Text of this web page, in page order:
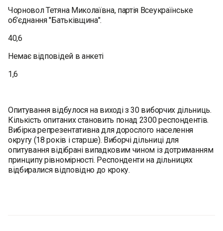
Чорновол Тетяна Миколаївна, партія Всеукраїнське
об’єднання "Батьківщина".
40,6
Немає відповідей в анкеті
1,6
Опитування відбулося на виході з 30 виборчих дільниць.
Кількість опитаних становить понад 2300 респондентів.
Вибірка репрезентативна для дорослого населення
округу (18 років і старше). Виборчі дільниці для
опитування відібрані випадковим чином із дотриманням
принципу рівномірності. Респонденти на дільницях
відбиралися відповідно до кроку.